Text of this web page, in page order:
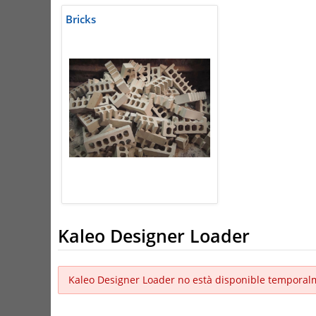
Bricks
Kaleo Designer Loader
Kaleo Designer Loader no està disponible